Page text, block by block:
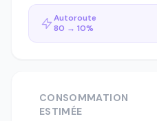
Autoroute
80 → 10%
CONSOMMATION
ESTIMÉE